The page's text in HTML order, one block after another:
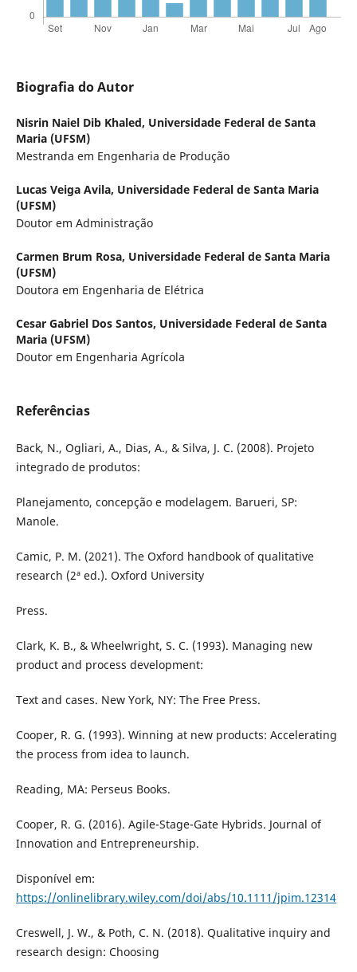
Biografia do Autor
Nisrin Naiel Dib Khaled, Universidade Federal de Santa
Maria (UFSM)
Mestranda em Engenharia de Produção
Lucas Veiga Avila, Universidade Federal de Santa Maria
(UFSM)
Doutor em Administração
Carmen Brum Rosa, Universidade Federal de Santa Maria
(UFSM)
Doutora em Engenharia de Elétrica
Cesar Gabriel Dos Santos, Universidade Federal de Santa
Maria (UFSM)
Doutor em Engenharia Agrícola
Referências
Back, N., Ogliari, A., Dias, A., & Silva, J. C. (2008). Projeto
integrado de produtos:
Planejamento, concepção e modelagem. Barueri, SP:
Manole.
Camic, P. M. (2021). The Oxford handbook of qualitative
research (2ª ed.). Oxford University
Press.
Clark, K. B., & Wheelwright, S. C. (1993). Managing new
product and process development:
Text and cases. New York, NY: The Free Press.
Cooper, R. G. (1993). Winning at new products: Accelerating
the process from idea to launch.
Reading, MA: Perseus Books.
Cooper, R. G. (2016). Agile-Stage-Gate Hybrids. Journal of
Innovation and Entrepreneurship.
Disponível em:
https://onlinelibrary.wiley.com/doi/abs/10.1111/jpim.12314
Creswell, J. W., & Poth, C. N. (2018). Qualitative inquiry and
research design: Choosing